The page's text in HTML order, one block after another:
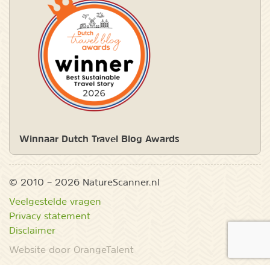
Winnaar Dutch Travel Blog Awards
© 2010 – 2026 NatureScanner.nl
Veelgestelde vragen
Privacy statement
Disclaimer
Website door OrangeTalent